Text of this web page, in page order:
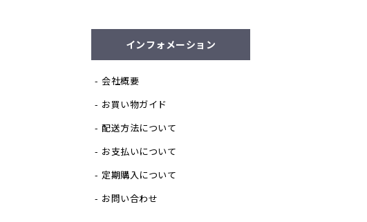
インフォメーション
会社概要
お買い物ガイド
配送方法について
お支払いについて
定期購入について
お問い合わせ